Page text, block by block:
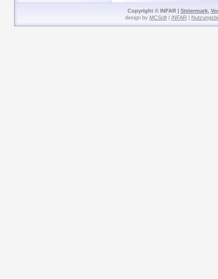
Copyright © INFAR | Steiermark,
design by MCSoft| INFAR |